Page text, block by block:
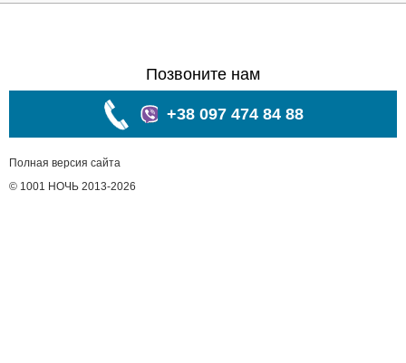
Позвоните нам
+38 097 474 84 88
Полная версия сайта
© 1001 НОЧЬ 2013-2026